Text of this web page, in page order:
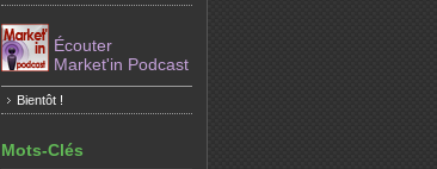
Écouter
Market'in Podcast
Bientôt !
Mots-Clés